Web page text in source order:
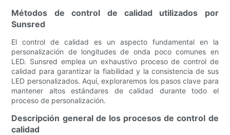
Métodos de control de calidad utilizados por
Sunsred
El control de calidad es un aspecto fundamental en la
personalización de longitudes de onda poco comunes en
LED. Sunsred emplea un exhaustivo proceso de control de
calidad para garantizar la fiabilidad y la consistencia de sus
LED personalizados. Aquí, exploraremos los pasos clave para
mantener altos estándares de calidad durante todo el
proceso de personalización.
Descripción general de los procesos de control de
calidad